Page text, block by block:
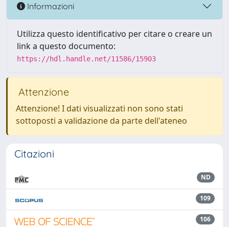
Informazioni
Utilizza questo identificativo per citare o creare un
link a questo documento:
https://hdl.handle.net/11586/15903
Attenzione
Attenzione! I dati visualizzati non sono stati
sottoposti a validazione da parte dell'ateneo
Citazioni
ND
109
106